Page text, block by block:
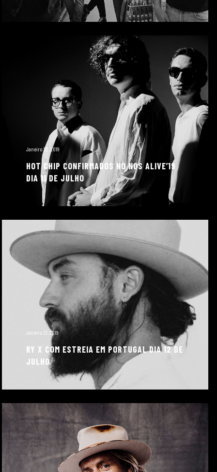
Janeiro 22, 2019
HOT CHIP CONFIRMADOS NO NOS ALIVE’19
DIA 11 DE JULHO
Janeiro 21, 2019
RY X COM ESTREIA EM PORTUGAL DIA 12 DE
JULHO